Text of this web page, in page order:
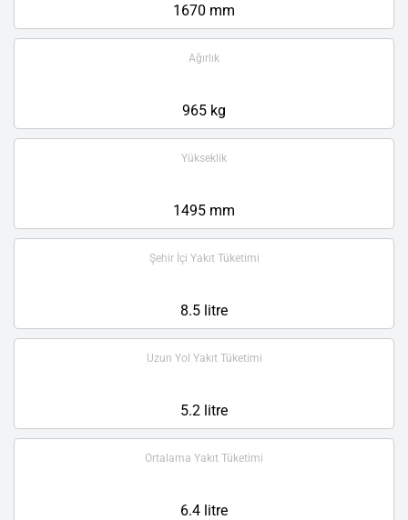
1670 mm
Ağırlık
965 kg
Yükseklik
1495 mm
Şehir İçi Yakıt Tüketimi
8.5 litre
Uzun Yol Yakıt Tüketimi
5.2 litre
Ortalama Yakıt Tüketimi
6.4 litre